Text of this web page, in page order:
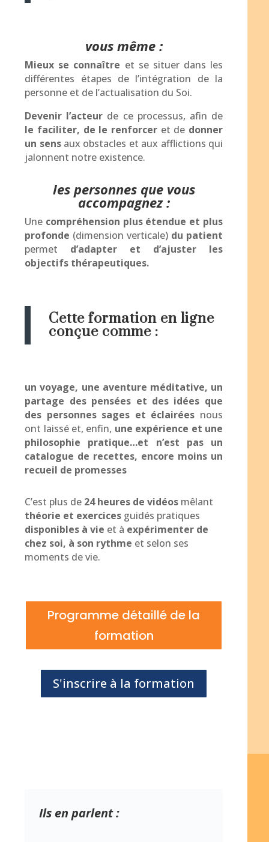
vous même :
Mieux se connaître et se situer dans les
différentes étapes de l’intégration de la
personne et de l’actualisation du Soi.
Devenir l’acteur de ce processus, afin de
le faciliter, de le renforceret de donner
un sensaux obstacles et aux afflictions qui
jalonnent notre existence.
les personnes que vous
accompagnez :
Une compréhension plus étendue et plus
profonde (dimension verticale) du patient
permet d’adapter et d’ajuster les
objectifs thérapeutiques.
Cette formation en ligne
conçue comme :
un voyage, une aventure méditative, un
partage des pensées et des idées que
des personnes sages et éclairées nous
ont laissé et, enfin, une expérience et une
philosophie pratique…et n’est pas un
catalogue de recettes, encore moins un
recueil de promesses
C’est plus de 24 heures de vidéos mêlant
théorie et exercices guidés pratiques
disponibles à vie et à expérimenter de
chez soi, à son rythme et selon ses
moments de vie.
Programme détaillé de la
formation
S'inscrire à la formation
Ils en parlent :